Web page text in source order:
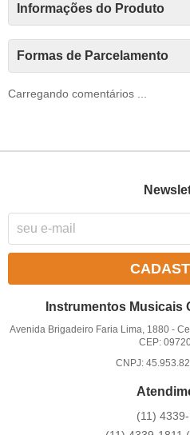
Informações do Produto
Formas de Parcelamento
Carregando comentários ...
Instrumentos Musicais
Avenida Brigadeiro Faria Lima, 1880 -
CEP:
CNPJ:
(11)